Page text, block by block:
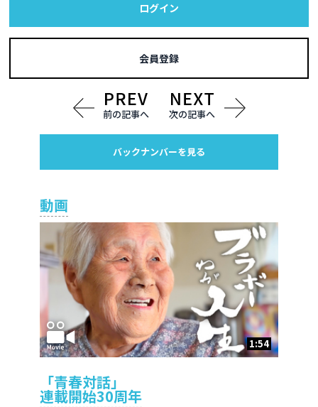
ログイン
会員登録
前の記事へ 次の記事へ
バックナンバーを見る
動画
1:54
「青春対話」
連載開始30周年